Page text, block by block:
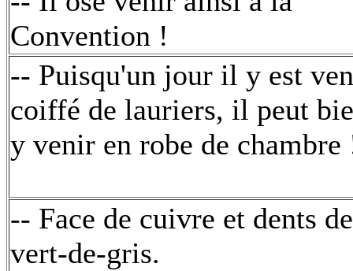
Convention !
-- Puisqu'un jour il y est
coiffé de lauriers, il peut
y venir en robe de chambre
-- Face de cuivre et dents de
vert-de-gris.